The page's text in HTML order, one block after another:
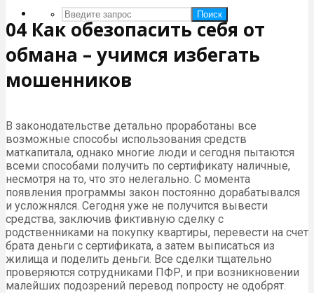
Поиск
04 Как обезопасить себя от
обмана – учимся избегать
мошенников
В законодательстве детально проработаны все
возможные способы использования средств
маткапитала, однако многие люди и сегодня пытаются
всеми способами получить по сертификату наличные,
несмотря на то, что это нелегально. С момента
появления программы закон постоянно дорабатывался
и усложнялся. Сегодня уже не получится вывести
средства, заключив фиктивную сделку с
родственниками на покупку квартиры, перевести на счет
брата деньги с сертификата, а затем выписаться из
жилища и поделить деньги. Все сделки тщательно
проверяются сотрудниками ПФР, и при возникновении
малейших подозрений перевод попросту не одобрят.